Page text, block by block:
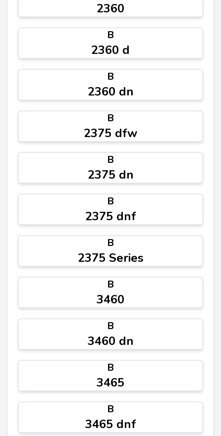
2360
B
2360 d
B
2360 dn
B
2375 dfw
B
2375 dn
B
2375 dnf
B
2375 Series
B
3460
B
3460 dn
B
3465
B
3465 dnf